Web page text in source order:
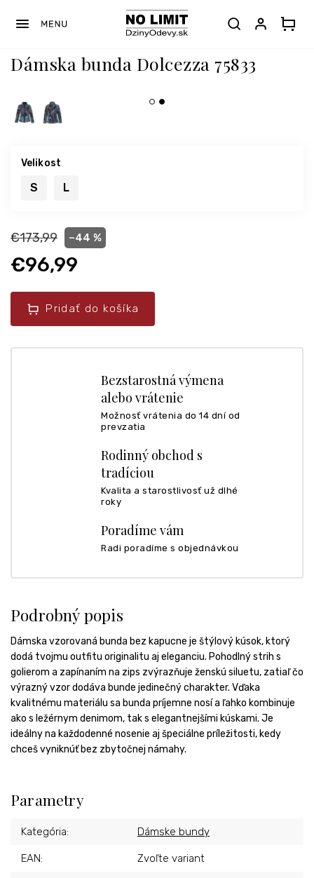
Dámska bunda Dolcezza 75833
€173,99 –44 %
€96,99
Pridať do košíka
Velikost
S L
Bezstarostná výmena
alebo vrátenie
Možnosť vrátenia do 14 dní od
prevzatia
Rodinný obchod s
tradíciou
Kvalita a starostlivosť už dlhé
roky
Poradíme vám
Radi poradíme s objednávkou
Podrobný popis
Dámska vzorovaná bunda bez kapucne je štýlový kúsok, ktorý
dodá tvojmu outfitu originalitu aj eleganciu. Pohodlný strih s
golierom a zapínaním na zips zvýrazňuje ženskú siluetu, zatiaľ čo
výrazný vzor dodáva bunde jedinečný charakter. Vďaka
kvalitnému materiálu sa bunda príjemne nosí a ľahko kombinuje
ako s ležérnym denimom, tak s elegantnejšími kúskami. Je
ideálny na každodenné nosenie aj špeciálne príležitosti, kedy
chceš vyniknúť bez zbytočnej námahy.
Parametry
Kategória: Dámske bundy
EAN: Zvoľte variant